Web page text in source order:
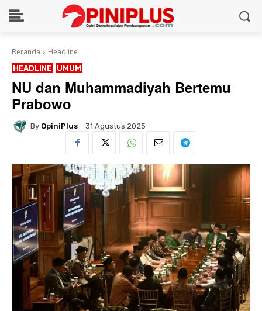
Beranda Headline
HEADLINE UMUM
NU dan Muhammadiyah Bertemu
Prabowo
By OpiniPlus 31 Agustus 2025